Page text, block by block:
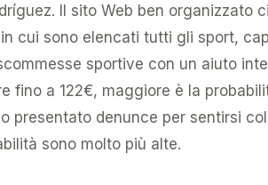
Il sito Web ben organizzato
cui sono elencati tutti gli sport,
sportive con un aiuto
fino a 122€, maggiore è la
presentato denunce per sentirsi
sono molto più alte.